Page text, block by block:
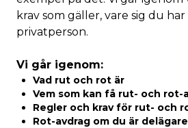
krav som gäller, vare sig du
privatperson.
Vi går igenom:
Vad rut och rot är
Vem som kan få rut- och rot-
Regler och krav för rut- och
Rot-avdrag om du är delägare